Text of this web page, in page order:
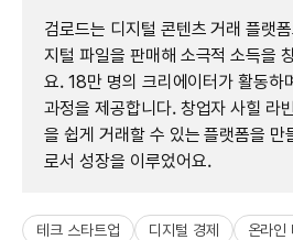
검로드는 디지털 콘텐츠 거래 플랫
지털 파일을 판매해 소극적 소득을
요. 18만 명의 크리에이터가 활동하
과정을 제공합니다. 창업자 사힐 라
을 쉽게 거래할 수 있는 플랫폼을 만
로서 성장을 이루었어요.
테크 스타트업 디지털 경제 온라인